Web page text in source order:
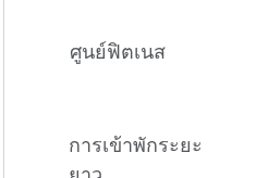
ศูนย์ฟิตเนส
การเข้าพักระยะ